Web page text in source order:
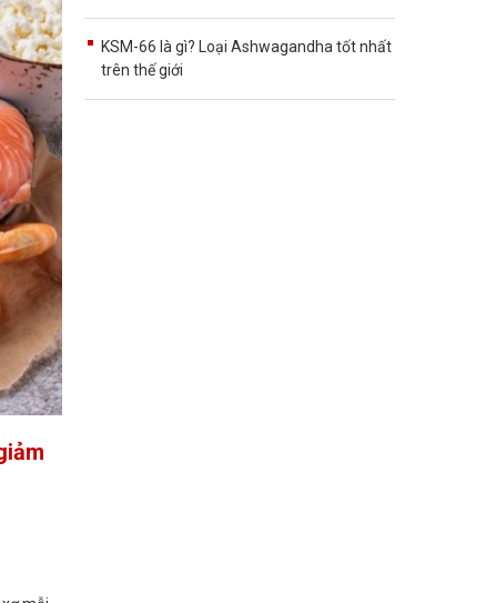
KSM-66 là gì? Loại Ashwagandha tốt nhất
trên thế giới